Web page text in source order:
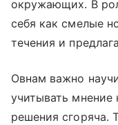
окружающих. В
себя как смелые
течения и
Овнам важно
учитывать
решения сгоряча.